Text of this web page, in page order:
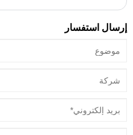
إرسال استفسار